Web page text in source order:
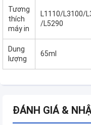
Tương
thích
máy in
L1110/L3100/
/L5290
Dung
lượng
65ml
ĐÁNH GIÁ &